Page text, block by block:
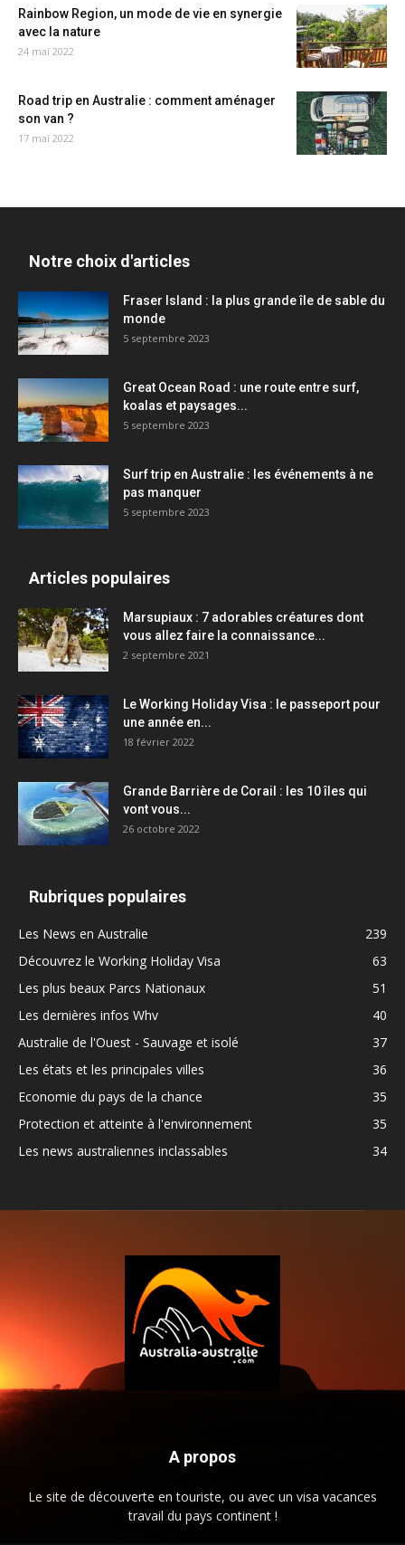
Rainbow Region, un mode de vie en synergie
avec la nature
24 mai 2022
Road trip en Australie : comment aménager
son van ?
17 mai 2022
Notre choix d'articles
Fraser Island : la plus grande île de sable du
monde
5 septembre 2023
Great Ocean Road : une route entre surf,
koalas et paysages...
5 septembre 2023
Surf trip en Australie : les événements à ne
pas manquer
5 septembre 2023
Articles populaires
Marsupiaux : 7 adorables créatures dont
vous allez faire la connaissance...
2 septembre 2021
Le Working Holiday Visa : le passeport pour
une année en...
18 février 2022
Grande Barrière de Corail : les 10 îles qui
vont vous...
26 octobre 2022
Rubriques populaires
Les News en Australie
239
Découvrez le Working Holiday Visa
63
Les plus beaux Parcs Nationaux
51
Les dernières infos Whv
40
Australie de l'Ouest - Sauvage et isolé
37
Les états et les principales villes
36
Economie du pays de la chance
35
Protection et atteinte à l'environnement
35
Les news australiennes inclassables
34
A propos
Le site de découverte en touriste, ou avec un visa vacances
travail du pays continent !